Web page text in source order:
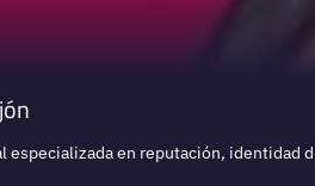
especializada en reputación, identidad